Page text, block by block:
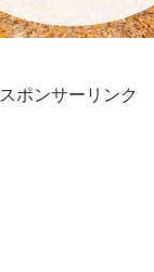
スポンサーリンク